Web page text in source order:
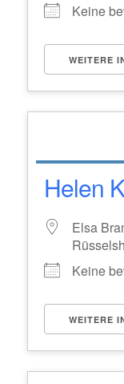
Keine
WEITERE
Helen
Elsa
Keine
WEITERE